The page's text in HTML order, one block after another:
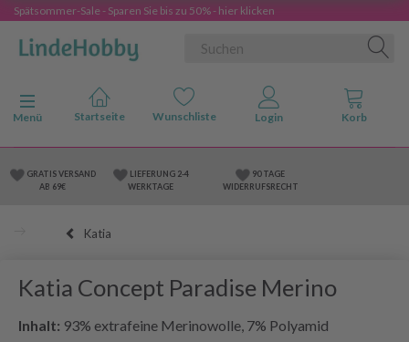
Spätsommer-Sale - Sparen Sie bis zu 50% - hier klicken
Anzeige ändern
Menü
GRATIS VERSAND
AB 69€
LIEFERUNG 2-4
WERKTAGE
90 TAGE
WIDERRUFSRECHT
Katia
Katia Concept Paradise Merino
Inhalt: 93% extrafeine Merinowolle, 7% Polyamid